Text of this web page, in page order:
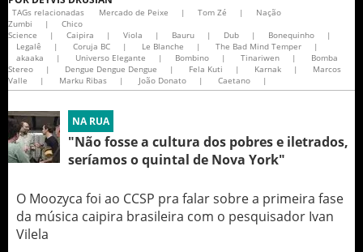
TAGs relacionadas Mercado de Peixe | Tom Zé |
Nação
Zumbi
|
Chico
Science
| Caipira | Viola | Bauru | Dub | Bonequinho
|
Legalê
| Coruja BC | Le Blanche | The Bad Mind Temper
|
akaaka
| Universo Elegante | Bombino | Tinariwen |
Bomba
Stereo
| Dengue Dengue Dengue | Fela Kuti | Karnak |
Marcos
Valle
| Marku Ribas | João Donato | Caetano |
NA RUA
"Não fosse a cultura dos pobres e iletrados,
seríamos o quintal de Nova York"
O Moozyca foi ao CCSP pra falar sobre a primeira fase
da música caipira brasileira com o pesquisador Ivan
Vilela